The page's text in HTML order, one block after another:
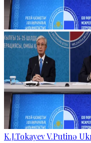
K.J.Tokayev V.Putinə